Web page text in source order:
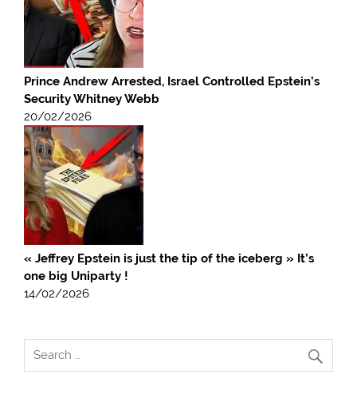
Prince Andrew Arrested, Israel Controlled Epstein’s
Security Whitney Webb
20/02/2026
« Jeffrey Epstein is just the tip of the iceberg » It’s
one big Uniparty !
14/02/2026